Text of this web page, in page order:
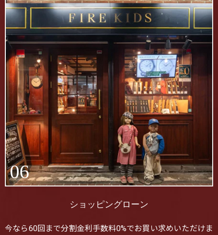
06
ショッピングローン
今なら60回まで分割金利手数料0%でお買い求めいただけま